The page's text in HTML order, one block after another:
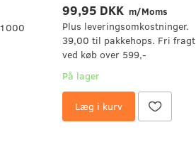
99,95 DKK m/Moms
Plus leveringsomkostninger.
39,00 til pakkehops. Fri fragt
ved køb over 599,-
På lager
Læg i kurv